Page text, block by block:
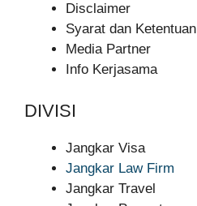
Disclaimer
Syarat dan Ketentuan
Media Partner
Info Kerjasama
DIVISI
Jangkar Visa
Jangkar Law Firm
Jangkar Travel